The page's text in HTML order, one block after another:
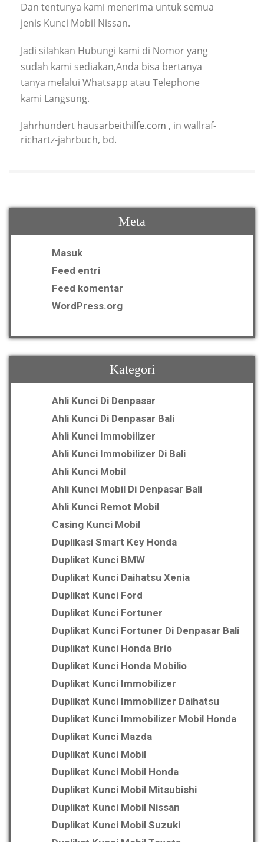
Dan tentunya kami menerima untuk semua
jenis Kunci Mobil Nissan.
Jadi silahkan Hubungi kami di Nomor yang
sudah kami sediakan,Anda bisa bertanya
tanya melalui Whatsapp atau Telephone
kami Langsung.
Jahrhundert hausarbeithilfe.com , in wallraf-
richartz-jahrbuch, bd.
Meta
Masuk
Feed entri
Feed komentar
WordPress.org
Kategori
Ahli Kunci Di Denpasar
Ahli Kunci Di Denpasar Bali
Ahli Kunci Immobilizer
Ahli Kunci Immobilizer Di Bali
Ahli Kunci Mobil
Ahli Kunci Mobil Di Denpasar Bali
Ahli Kunci Remot Mobil
Casing Kunci Mobil
Duplikasi Smart Key Honda
Duplikat Kunci BMW
Duplikat Kunci Daihatsu Xenia
Duplikat Kunci Ford
Duplikat Kunci Fortuner
Duplikat Kunci Fortuner Di Denpasar Bali
Duplikat Kunci Honda Brio
Duplikat Kunci Honda Mobilio
Duplikat Kunci Immobilizer
Duplikat Kunci Immobilizer Daihatsu
Duplikat Kunci Immobilizer Mobil Honda
Duplikat Kunci Mazda
Duplikat Kunci Mobil
Duplikat Kunci Mobil Honda
Duplikat Kunci Mobil Mitsubishi
Duplikat Kunci Mobil Nissan
Duplikat Kunci Mobil Suzuki